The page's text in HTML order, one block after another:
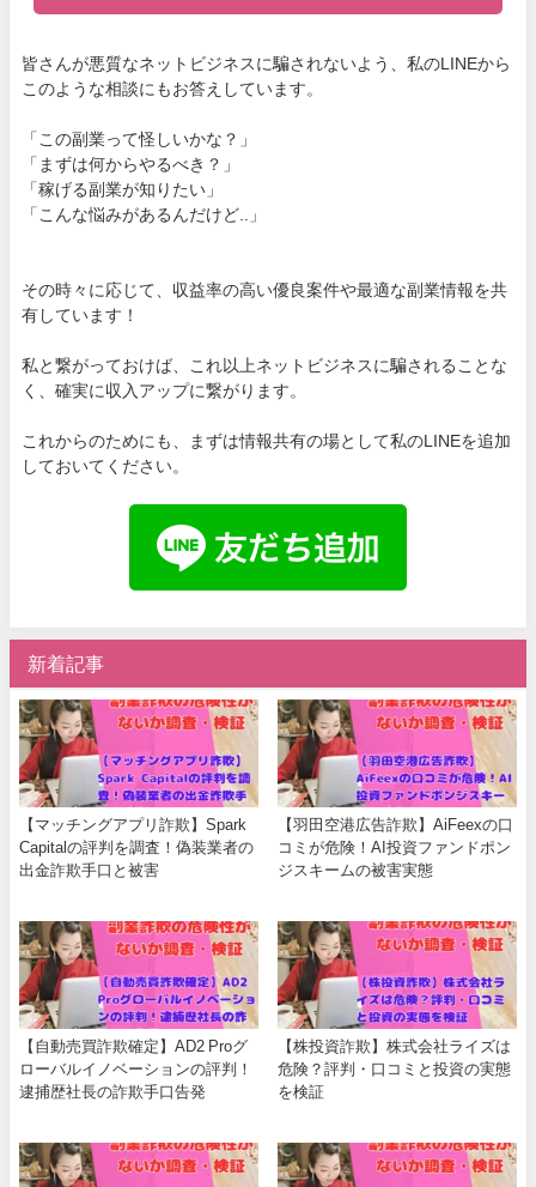
皆さんが悪質なネットビジネスに騙されないよう、私のLINEから
このような相談にもお答えしています。
「この副業って怪しいかな？」
「まずは何からやるべき？」
「稼げる副業が知りたい」
「こんな悩みがあるんだけど..」
その時々に応じて、収益率の高い優良案件や最適な副業情報を共
有しています！
私と繋がっておけば、これ以上ネットビジネスに騙されることな
く、確実に収入アップに繋がります。
これからのためにも、まずは情報共有の場として私のLINEを追加
しておいてください。
新着記事
【マッチングアプリ詐欺】Spark
Capitalの評判を調査！偽装業者の
出金詐欺手口と被害
【羽田空港広告詐欺】AiFeexの口
コミが危険！AI投資ファンドポン
ジスキームの被害実態
【自動売買詐欺確定】AD2 Proグ
ローバルイノベーションの評判！
逮捕歴社長の詐欺手口告発
【株投資詐欺】株式会社ライズは
危険？評判・口コミと投資の実態
を検証